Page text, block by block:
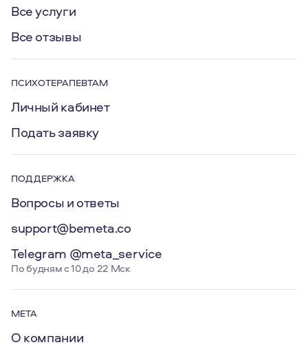
Все услуги
Все отзывы
ПСИХОТЕРАПЕВТАМ
Личный кабинет
Подать заявку
ПОДДЕРЖКА
Вопросы и ответы
support@bemeta.co
Telegram @meta_service
По будням с 10 до 22 Мск
МЕТА
О компании